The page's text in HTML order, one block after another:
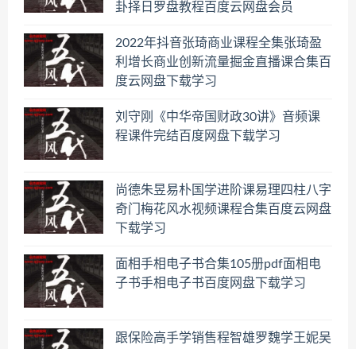
卦择日罗盘教程百度云网盘会员
2022年抖音张琦商业课程全集张琦盈
利增长商业创新流量掘金直播课合集百
度云网盘下载学习
刘守刚《中华帝国财政30讲》音频课
程课件完结百度网盘下载学习
尚德朱昱易朴国学进阶课易理四柱八字
奇门梅花风水视频课程合集百度云网盘
下载学习
面相手相电子书合集105册pdf面相电
子书手相电子书百度网盘下载学习
跟保险高手学销售程智雄罗魏学王妮吴